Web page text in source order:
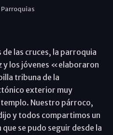
Parroquias
de las cruces, la parroquia
y los jóvenes «elaboraron
tribuna de la
exterior muy
Nuestro párroco,
y todos compartimos un
se pudo seguir desde la